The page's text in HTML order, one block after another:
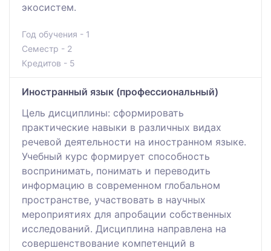
экосистем.
Год обучения - 1
Семестр - 2
Кредитов - 5
Иностранный язык (профессиональный)
Цель дисциплины: сформировать
практические навыки в различных видах
речевой деятельности на иностранном языке.
Учебный курс формирует способность
воспринимать, понимать и переводить
информацию в современном глобальном
пространстве, участвовать в научных
мероприятиях для апробации собственных
исследований. Дисциплина направлена на
совершенствование компетенций в